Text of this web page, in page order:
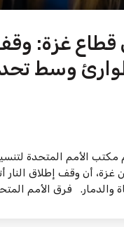
غزة: وقف
وسط
الأمم المتحدة
غزة، أن وقف إطلاق النار
والدمار. فرق الأمم